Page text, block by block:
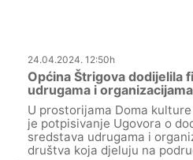
24.04.2024. 12:50h
Općina Štrigova dodijelila
udrugama i
U prostorijama Doma
je potpisivanje Ugovora o
sredstava udrugama i
društva koja djeluju na